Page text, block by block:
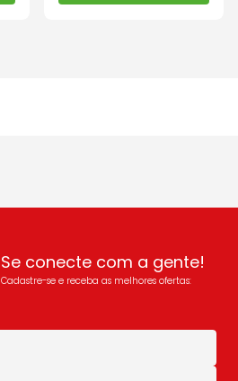
Se conecte com a gente!
Cadastre-se e receba as melhores ofertas: